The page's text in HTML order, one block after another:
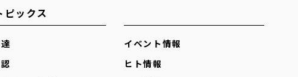
ピックス
イベント情報
ヒト情報